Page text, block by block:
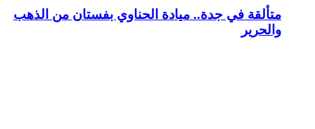
متألقة في جدة.. ميادة الحناوي بفستان من الذهب
والحرير